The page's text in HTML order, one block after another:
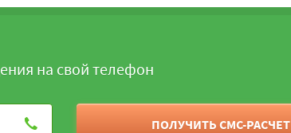
на свой телефон
ПОЛУЧИТЬ СМС-РАСЧЕТ